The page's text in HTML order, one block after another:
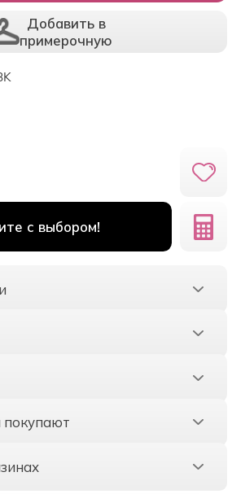
Добавить в
примерочную
с выбором!
покупают